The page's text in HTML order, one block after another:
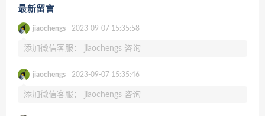
最新留言
jiaochengs 2023-09-07 15:35:58
添加微信客服： jiaochengs 咨询
jiaochengs 2023-09-07 15:35:46
添加微信客服： jiaochengs 咨询